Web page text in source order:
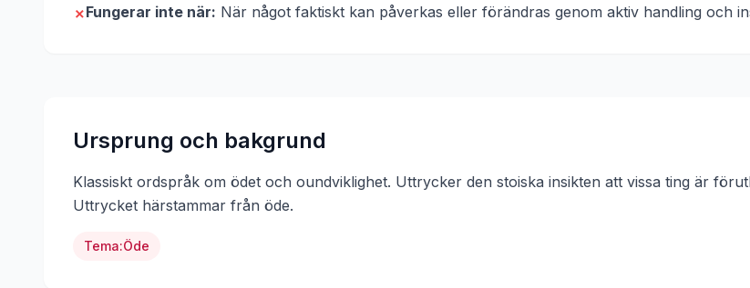
✗Fungerar inte när: När något faktiskt kan påverkas eller förändras genom aktiv handling och
Ursprung och bakgrund
Klassiskt ordspråk om ödet och oundviklighet. Uttrycker den stoiska insikten att vissa ting är
Uttrycket härstammar från öde.
Tema:Öde